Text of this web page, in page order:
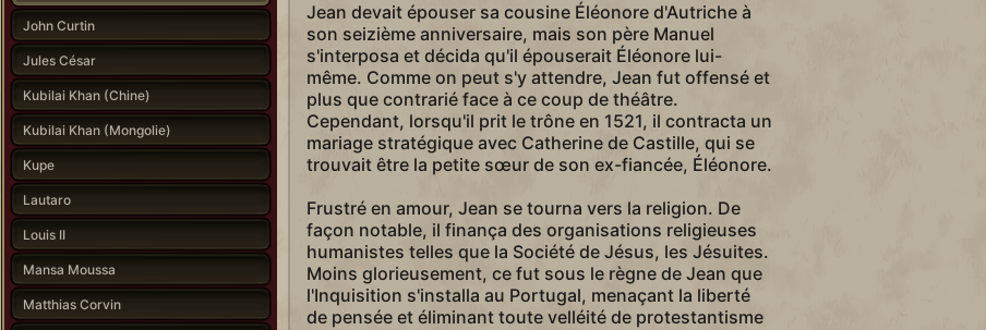
John Curtin
Jules César
Kubilai Khan (Chine)
Kubilai Khan (Mongolie)
Kupe
Lautaro
Louis II
Mansa Moussa
Matthias Corvin
Jean devait épouser sa cousine Éléonore d'Autriche à
son seizième anniversaire, mais son père Manuel
s'interposa et décida qu'il épouserait Éléonore lui-
même. Comme on peut s'y attendre, Jean fut offensé et
plus que contrarié face à ce coup de théâtre.
Cependant, lorsqu'il prit le trône en 1521, il contracta un
mariage stratégique avec Catherine de Castille, qui se
trouvait être la petite sœur de son ex-fiancée, Éléonore.
Frustré en amour, Jean se tourna vers la religion. De
façon notable, il finança des organisations religieuses
humanistes telles que la Société de Jésus, les Jésuites.
Moins glorieusement, ce fut sous le règne de Jean que
l'Inquisition s'installa au Portugal, menaçant la liberté
de pensée et éliminant toute velléité de protestantisme